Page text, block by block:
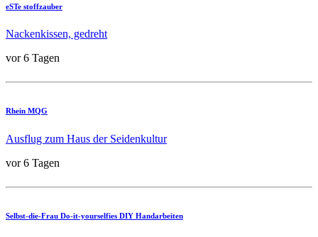
eSTe stoffzauber
Nackenkissen, gedreht
vor 6 Tagen
Rhein MQG
Ausflug zum Haus der Seidenkultur
vor 6 Tagen
Selbst-die-Frau Do-it-yourselfies DIY Handarbeiten